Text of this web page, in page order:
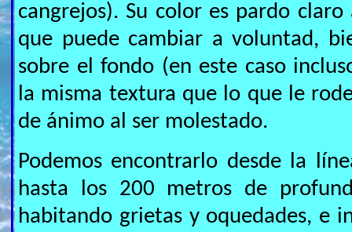
cangrejos). Su color es pardo
que puede cambiar a voluntad,
sobre el fondo (en este caso
la misma textura que lo que le
de ánimo al ser molestado.
Podemos encontrarlo desde la
hasta los 200 metros de
habitando grietas y oquedades, e